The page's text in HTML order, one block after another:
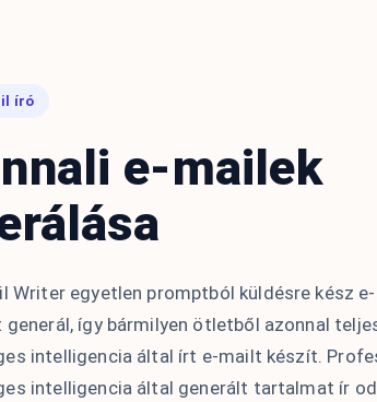
író
e-mailek
Writer egyetlen promptból küldésre kész
így bármilyen ötletből azonnal
intelligencia által írt e-mailt készít.
intelligencia által generált tartalmat ír